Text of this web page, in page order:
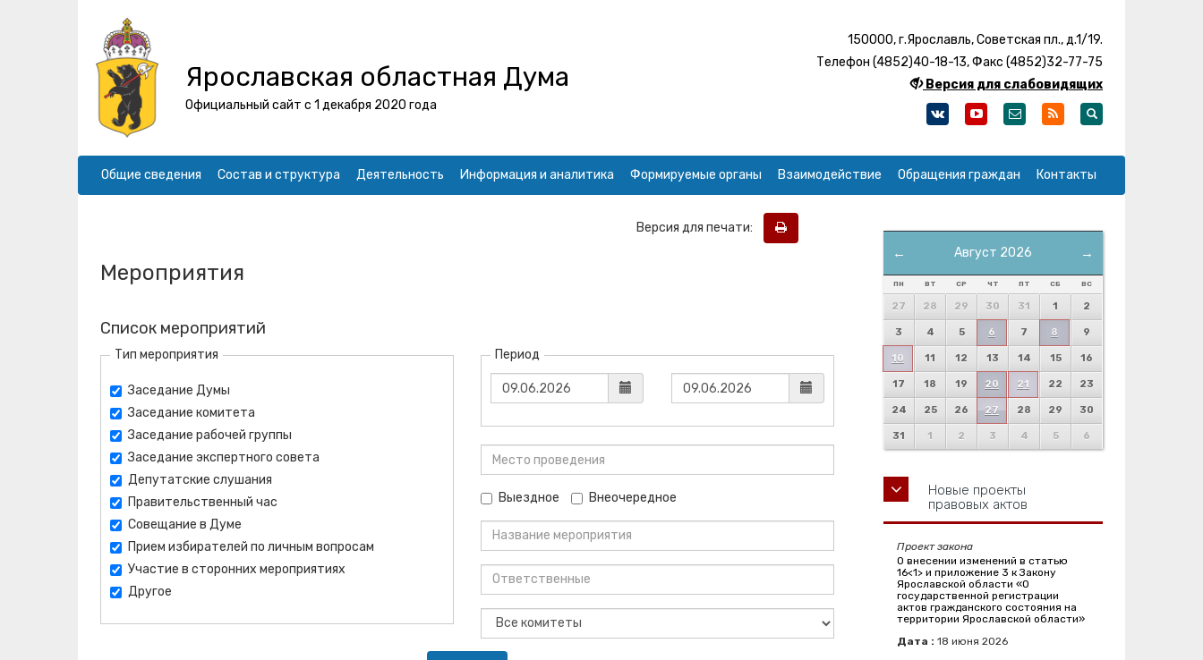
Ярославская областная Дума
Официальный сайт с 1 декабря 2020 года
150000, г.Ярославль, Советская пл., д.1/19.
Телефон (4852)40-18-13, Факс (4852)32-77-75
Версия для слабовидящих
Общие сведения Состав и структура Деятельность Информация и аналитика Формируемые органы Взаимодействие Обращения граждан Контакты
Версия для печати:
Мероприятия
Список мероприятий
Тип мероприятия
Заседание Думы
Заседание комитета
Заседание рабочей группы
Заседание экспертного совета
Депутатские слушания
Правительственный час
Совещание в Думе
Прием избирателей по личным вопросам
Участие в сторонних мероприятиях
Другое
Период
Выездное Внеочередное
← →
Август 2026
ПН ВТ СР ЧТ ПТ СБ ВС
27 28 29 30 31 1 2
3 4 5 6 7 8 9
10 11 12 13 14 15 16
17 18 19 20 21 22 23
24 25 26 27 28 29 30
31 1 2 3 4 5 6
Новые проекты
правовых актов
Проект закона
О внесении изменений в статью
16<1> и приложение 3 к Закону
Ярославской области «О
государственной регистрации
актов гражданского состояния на
территории Ярославской области»
Дата : 18 июня 2026